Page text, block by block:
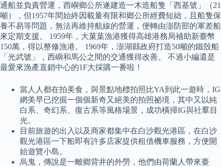
通船並負責營運，西嶼鄉公所遂建造一木造船隻「西基號」（21
噸），但1957年間始終因載量有限和鄉公所經費短絀，且船隻保
養不易等問題，無法再維持航線的營運，便轉由澎防部的軍差船
來定期支援。 1959年，大菓葉漁港獲得高雄港務局補助新臺幣
150萬，得以整修漁港。 1969年，澎湖縣政府打造50噸的鐵殼船
「光武號」，西嶼和馬公之間的交通獲得改善。 不過小編還是
最愛來漁產直銷中心的1F大採購一番啦！
當人人都在拍美食，與景點地標拍照比YA到此一遊時，IG
網美早已挖掘一個個新奇又絕美的拍照祕境，其中又以純
白系、奇幻系、復古系等風格場景，成功橫掃IG與社羣目
光。
目前旅遊的出入以及商家都集中在白沙觀光港區，在白沙
觀光港區一下船即有許多店家提供租借機車服務，方便開
始遊覽小島。
烏鬼，傳說是一離鄉背井的外勞，他們由荷蘭人帶來臺